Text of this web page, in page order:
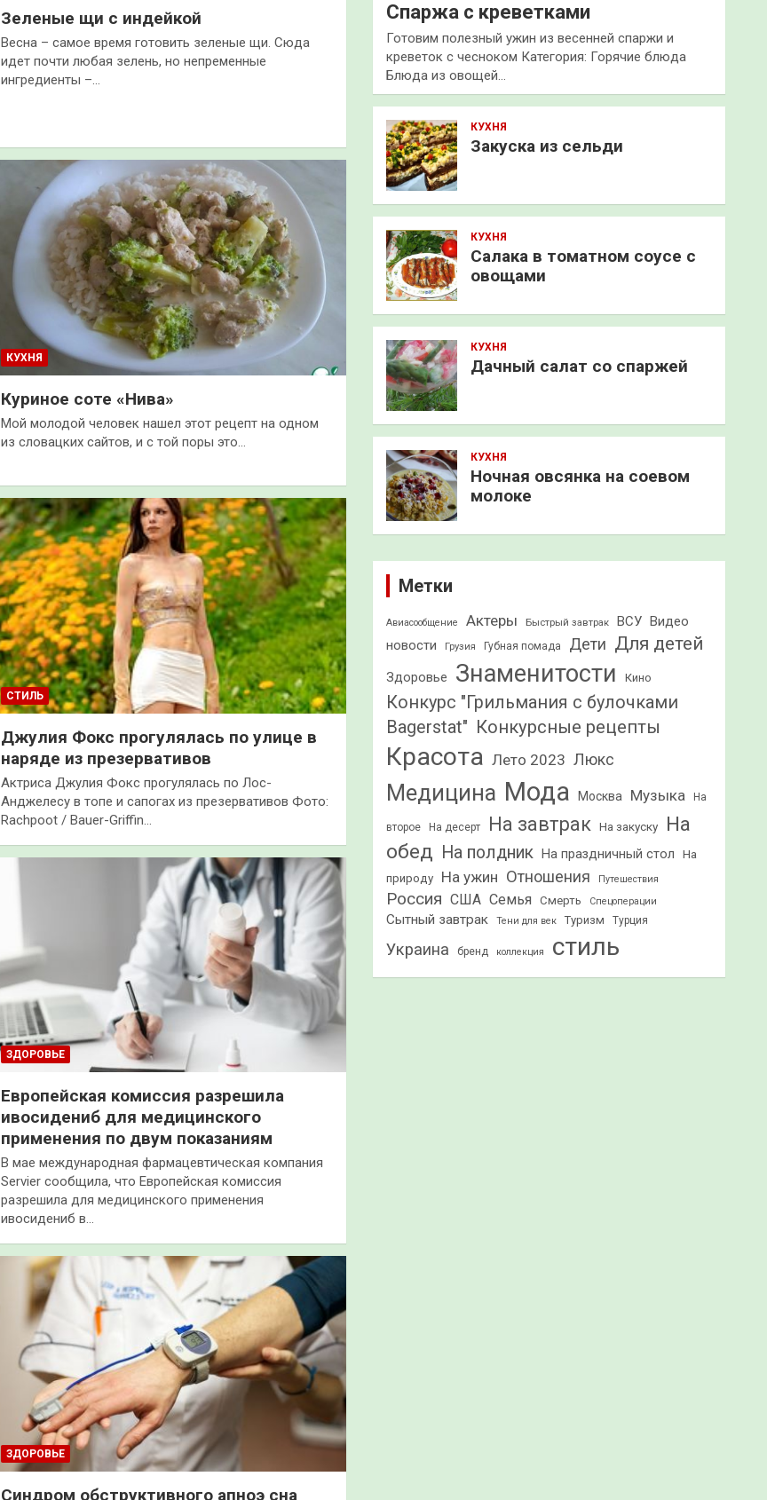
Зеленые щи с индейкой
Весна – самое время готовить зеленые щи. Сюда
идет почти любая зелень, но непременные
ингредиенты –…
КУХНЯ
Куриное соте «Нива»
Мой молодой человек нашел этот рецепт на одном
из словацких сайтов, и с той поры это…
СТИЛЬ
Джулия Фокс прогулялась по улице в
наряде из презервативов
Актриса Джулия Фокс прогулялась по Лос-
Анджелесу в топе и сапогах из презервативов Фото:
Rachpoot / Bauer-Griffin…
ЗДОРОВЬЕ
Европейская комиссия разрешила
ивосидениб для медицинского
применения по двум показаниям
В мае международная фармацевтическая компания
Servier сообщила, что Европейская комиссия
разрешила для медицинского применения
ивосидениб в…
ЗДОРОВЬЕ
Синдром обструктивного апноэ сна
Спаржа с креветками
Готовим полезный ужин из весенней спаржи и
креветок с чесноком Категория: Горячие блюда
Блюда из овощей…
КУХНЯ
Закуска из сельди
КУХНЯ
Салака в томатном соусе с
овощами
КУХНЯ
Дачный салат со спаржей
КУХНЯ
Ночная овсянка на соевом
молоке
Метки
Авиасообщение Актеры Быстрый завтрак ВСУ Видео
новости
Грузия Губная помада Дети Для детей
Здоровье Знаменитости Кино
Конкурс "Грильмания с булочками
Bagerstat" Конкурсные рецепты
Красота Лето 2023 Люкс
Медицина Мода Москва Музыка На
второе На десерт На завтрак На закуску
На
обед На полдник На праздничный стол
На
природу
На ужин Отношения Путешествия
Россия США Семья Смерть Спецоперации
Сытный завтрак Тени для век Туризм Турция
Украина бренд коллекция стиль